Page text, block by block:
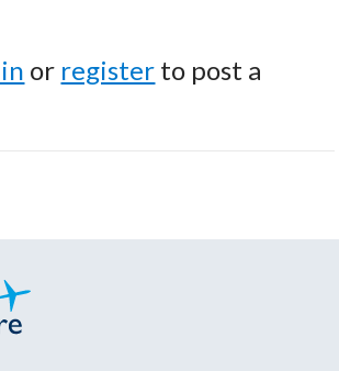
or register to post a